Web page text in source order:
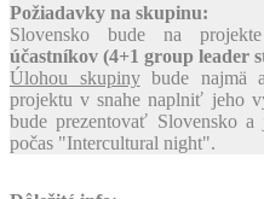
Požiadavky na skupinu:
Slovensko bude na
účastníkov (4+1 group leader
Úlohou skupinybude najmä
projektu v snahe naplniť jeho
bude prezentovať Slovensko
počas "Intercultural night".